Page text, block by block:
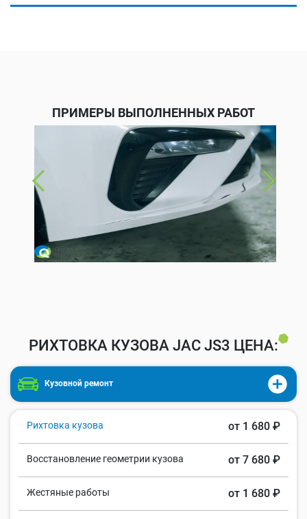
ПРИМЕРЫ ВЫПОЛНЕННЫХ РАБОТ
РИХТОВКА КУЗОВА JAC JS3 ЦЕНА:
Кузовной ремонт
Рихтовка кузова от 1 680 ₽
Восстановление геометрии кузова от 7 680 ₽
Жестяные работы от 1 680 ₽